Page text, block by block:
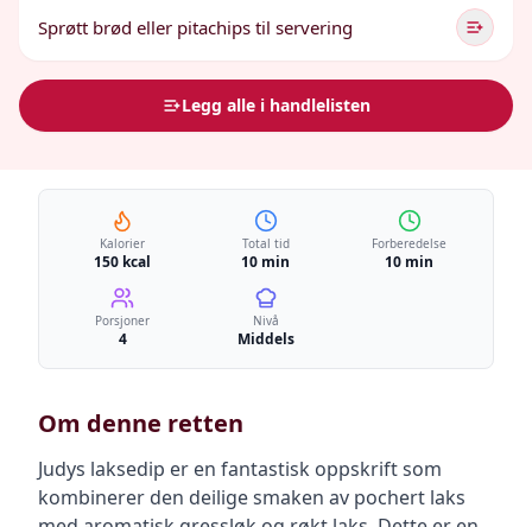
Sprøtt brød eller pitachips til servering
Legg alle i handlelisten
Kalorier
150 kcal
Total tid
10 min
Forberedelse
10 min
Porsjoner
4
Nivå
Middels
Om denne retten
Judys laksedip er en fantastisk oppskrift som
kombinerer den deilige smaken av pochert laks